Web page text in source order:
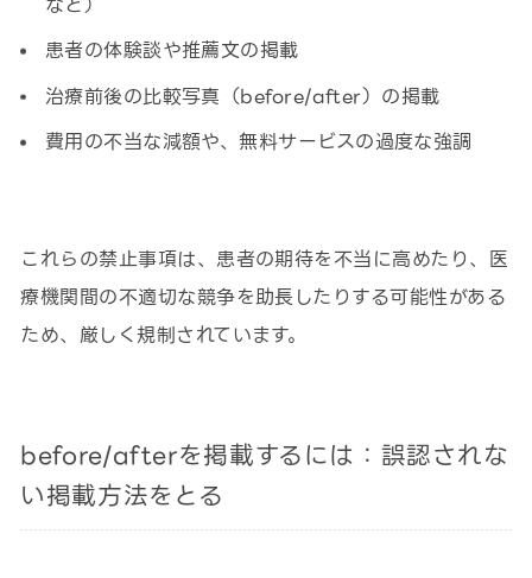
患者の体験談や推薦文の掲載
治療前後の比較写真（before/after）の掲載
費用の不当な減額や、無料サービスの過度な強調
これらの禁止事項は、患者の期待を不当に高めたり、医
療機関間の不適切な競争を助長したりする可能性がある
ため、厳しく規制されています。
before/afterを掲載するには：誤認されな
い掲載方法をとる